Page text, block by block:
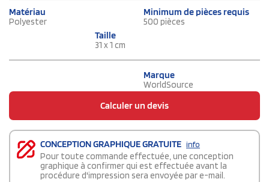
Matériau
Polyester
Minimum de pièces requis
500 pièces
Taille
31 x 1 cm
Marque
WorldSource
Calculer un devis
CONCEPTION GRAPHIQUE GRATUITE info
Pour toute commande effectuée, une conception
graphique à confirmer qui est effectuée avant la
procédure d'impression sera envoyée par e-mail.